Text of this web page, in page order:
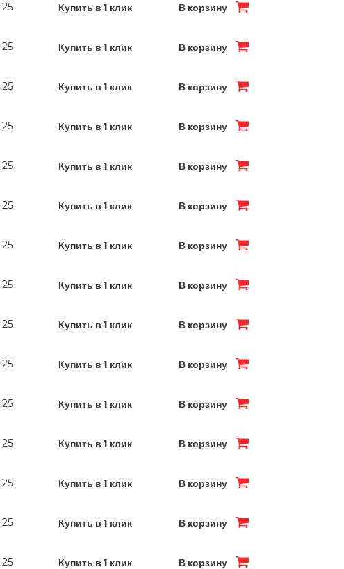
25 Купить в 1 клик В корзину
25 Купить в 1 клик В корзину
25 Купить в 1 клик В корзину
25 Купить в 1 клик В корзину
25 Купить в 1 клик В корзину
25 Купить в 1 клик В корзину
25 Купить в 1 клик В корзину
25 Купить в 1 клик В корзину
25 Купить в 1 клик В корзину
25 Купить в 1 клик В корзину
25 Купить в 1 клик В корзину
25 Купить в 1 клик В корзину
25 Купить в 1 клик В корзину
25 Купить в 1 клик В корзину
25 Купить в 1 клик В корзину